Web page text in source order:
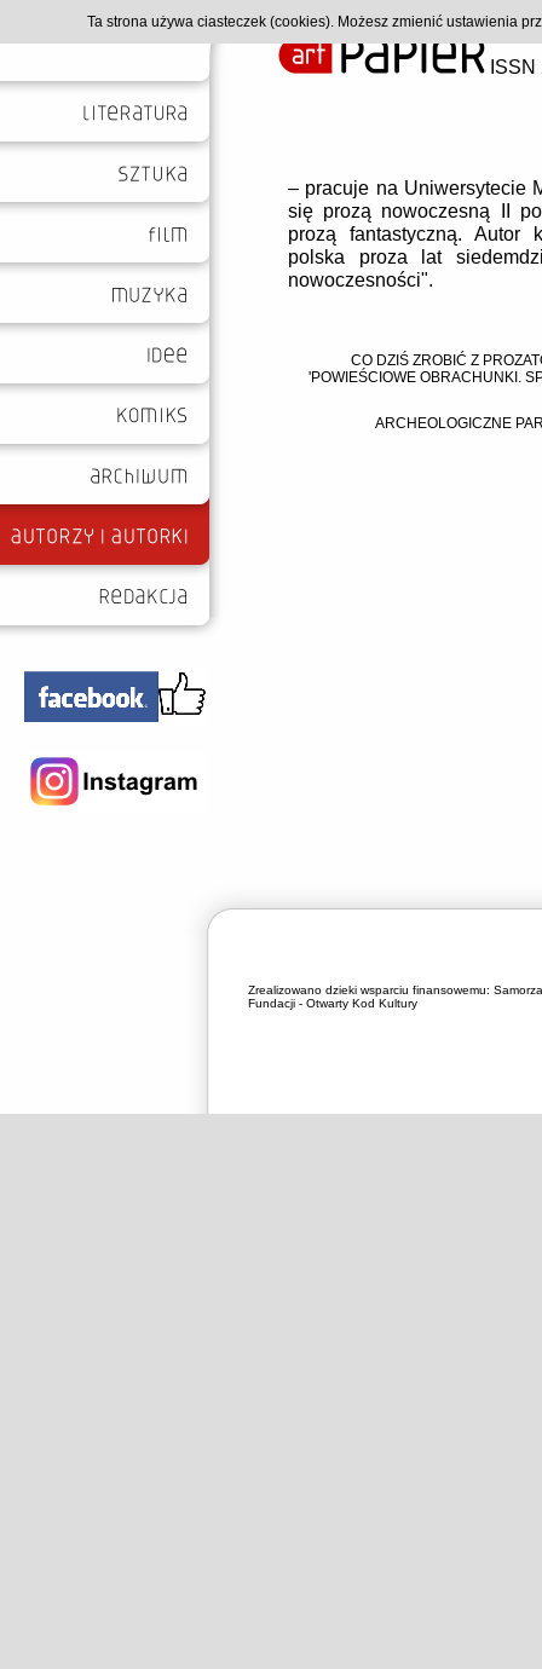
– pracuje na Uniwersytecie
się prozą nowoczesną II
prozą fantastyczną. Autor
polska proza lat
nowoczesności".
CO DZIŚ ZROBIĆ Z
'POWIEŚCIOWE OBRACHUNKI.
ARCHEOLOGICZNE
Zrealizowano dzieki wsparciu finansowemu:
Fundacji - Otwarty Kod Kultury
Ta strona używa ciasteczek (cookies). Możesz zmienić ustawienia